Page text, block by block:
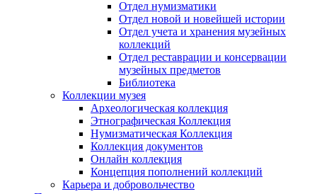
Отдел нумизматики
Отдел новой и новейшей истории
Отдел учета и хранения музейных
коллекций
Отдел реставрации и консервации
музейных предметов
Библиотека
Коллекции музея
Археологическая коллекция
Этнографическая Коллекция
Нумизматическая Коллекция
Коллекция документов
Онлайн коллекция
Концепция пополнений коллекций
Карьера и добровольчество